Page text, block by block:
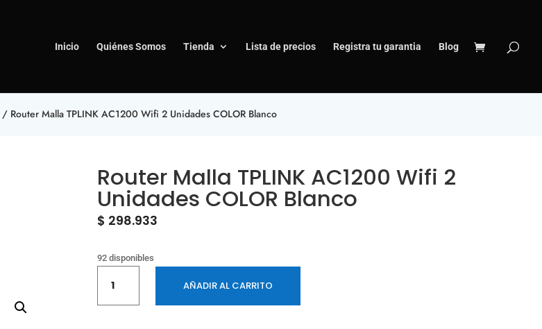
Inicio Quiénes Somos Tienda Lista de precios Registra tu garantia Blog
/ Router Malla TPLINK AC1200 Wifi 2 Unidades COLOR Blanco
Router Malla TPLINK AC1200 Wifi 2
Unidades COLOR Blanco
$ 298.933
92 disponibles
Malla
TPLINK
AÑADIR AL CARRITO